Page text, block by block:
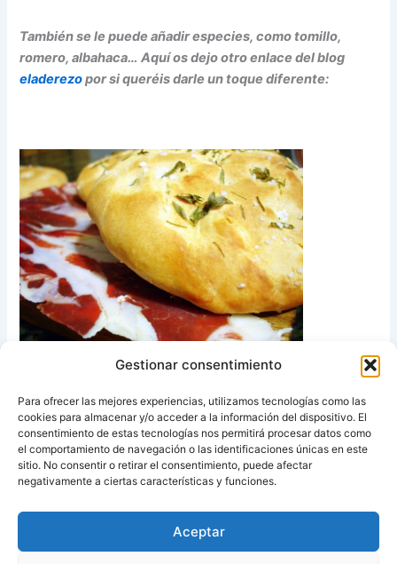
Gestionar consentimiento
Para ofrecer las mejores experiencias, utilizamos tecnologías como las
cookies para almacenar y/o acceder a la información del dispositivo. El
consentimiento de estas tecnologías nos permitirá procesar datos como
el comportamiento de navegación o las identificaciones únicas en este
sitio. No consentir o retirar el consentimiento, puede afectar
negativamente a ciertas características y funciones.
Aceptar
También se le puede añadir especies, como tomillo,
romero, albahaca… Aquí os dejo otro enlace del blog
eladerezopor si queréis darle un toque diferente:
Receta de Focaccia a las finas hierbas
Fuente:Recetas Ana Alvarez
ANTERIOR SIGUIENTE